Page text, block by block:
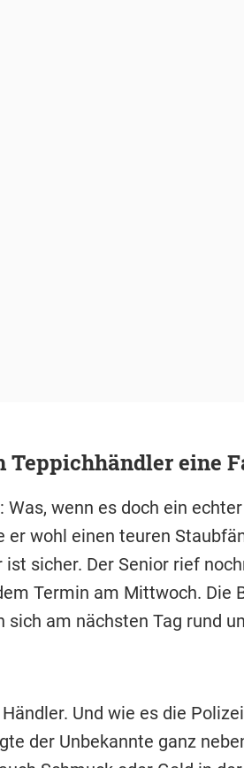
Teppichhändler eine
wenn es doch ein echter
er wohl einen teuren
ist sicher. Der Senior rief
Termin am Mittwoch. Die
am nächsten Tag rund
Und wie es die
der Unbekannte ganz